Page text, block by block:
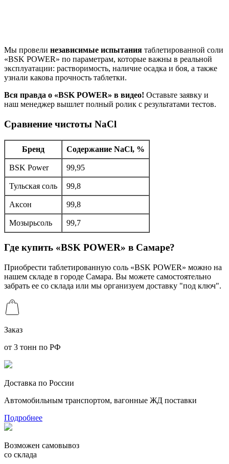
Мы провели независимые испытания таблетированной соли
«BSK POWER» по параметрам, которые важны в реальной
эксплуатации: растворимость, наличие осадка и боя, а также
узнали какова прочность таблетки.
Вся правда о «BSK POWER» в видео! Оставьте заявку и
наш менеджер вышлет полный ролик с результатами тестов.
Сравнение чистоты NaCl
Бренд Содержание NaCl, %
BSK Power 99,95
Тульская соль 99,8
Аксон 99,8
Мозырьсоль 99,7
Где купить «BSK POWER» в Самаре?
Приобрести таблетированную соль «BSK POWER» можно на
нашем складе в городе Самара. Вы можете самостоятельно
забрать ее со склада или мы организуем доставку "под ключ".
Заказ
от 3 тонн по РФ
Доставка по России
Автомобильным транспортом, вагонные ЖД поставки
Подробнее
Возможен самовывоз
со склада